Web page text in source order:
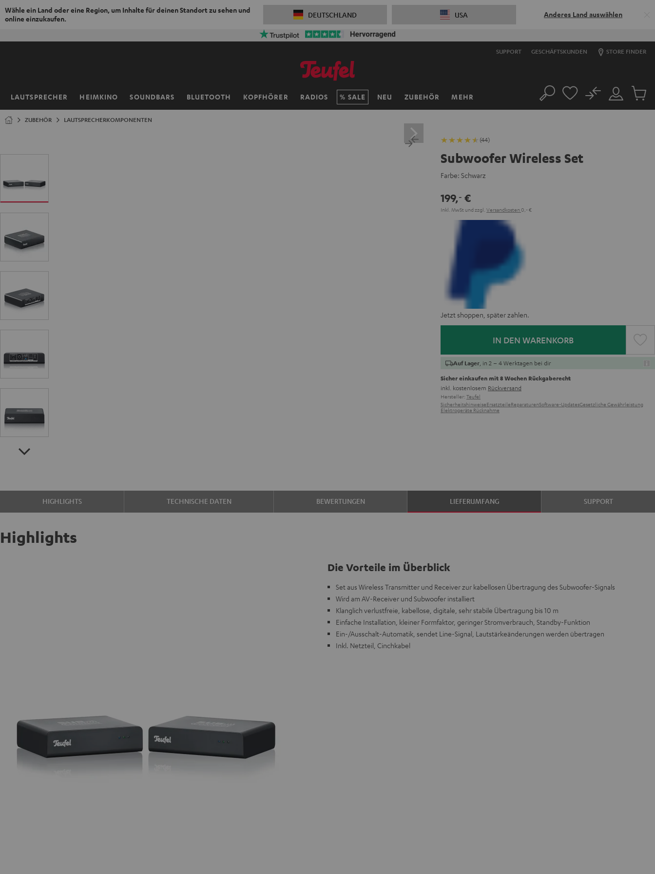
Wähle ein Land oder eine Region, um Inhalte für deinen Standort zu sehen und
online einzukaufen.
DEUTSCHLAND USA Anderes Land auswählen
SUPPORT GESCHÄFTSKUNDEN STORE FINDER
LAUTSPRECHER HEIMKINO SOUNDBARS BLUETOOTH KOPFHÖRER RADIOS SALE NEU ZUBEHÖR MEHR
Startseite Suche
Mein
Konto
No
Artikel
ZUBEHÖR LAUTSPRECHERKOMPONENTEN
(44)
Subwoofer Wireless Set
Farbe: Schwarz
199,‐ €
Inkl. MwSt und zzgl. Versandkosten 0,‐ €
Jetzt shoppen, später zahlen.
IN DEN WARENKORB
Auf Lager , in 2 – 4 Werktagen bei dir
Sicher einkaufen mit 8 Wochen Rückgaberecht
inkl. kostenlosem Rückversand
Hersteller: Teufel
SicherheitshinweiseErsatzteileReparaturenSoftware-UpdatesGesetzliche Gewährleistung
Elektrogeräte Rücknahme
HIGHLIGHTS TECHNISCHE DATEN BEWERTUNGEN LIEFERUMFANG SUPPORT
Highlights
Die Vorteile im Überblick
Set aus Wireless Transmitter und Receiver zur kabellosen Übertragung des Subwoofer-Signals
Wird am AV-Receiver und Subwoofer installiert
Klanglich verlustfreie, kabellose, digitale, sehr stabile Übertragung bis 10 m
Einfache Installation, kleiner Formfaktor, geringer Stromverbrauch, Standby-Funktion
Ein-/Ausschalt-Automatik, sendet Line-Signal, Lautstärkeänderungen werden übertragen
Inkl. Netzteil, Cinchkabel